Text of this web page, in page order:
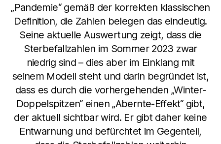
„Pandemie“ gemäß der korrekten klassischen
Definition, die Zahlen belegen das eindeutig.
Seine aktuelle Auswertung zeigt, dass die
Sterbefallzahlen im Sommer 2023 zwar
niedrig sind – dies aber im Einklang mit
seinem Modell steht und darin begründet ist,
dass es durch die vorhergehenden „Winter-
Doppelspitzen“ einen „Abernte-Effekt“ gibt,
der aktuell sichtbar wird. Er gibt daher keine
Entwarnung und befürchtet im Gegenteil,